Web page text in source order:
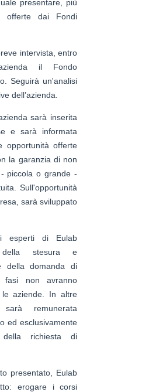
presentare, più
offerte dai Fondi
intervista, entro
il Fondo
Seguirà un'analisi
dell’azienda.
sarà inserita
e sarà informata
opportunità offerte
la garanzia di non
piccola o grande -
Sull'opportunità
sarà sviluppato
esperti di Eulab
della stesura e
della domanda di
fasi non avranno
aziende. In altre
remunerata
ed esclusivamente
richiesta di
presentato, Eulab
erogare i corsi